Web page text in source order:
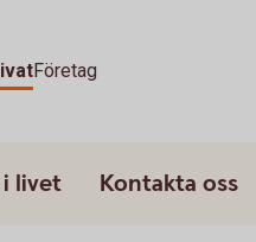
Företag
i livet Kontakta oss